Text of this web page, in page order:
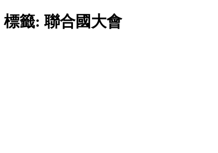
標籤: 聯合國大會